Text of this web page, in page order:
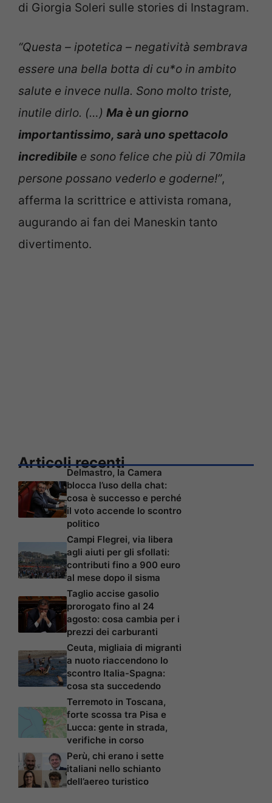
di Giorgia Soleri sulle stories di Instagram.
“Questa – ipotetica – negatività sembrava
essere una bella botta di cu*o in ambito
salute e invece nulla. Sono molto triste,
inutile dirlo. (…) Ma è un giorno
importantissimo, sarà uno spettacolo
incredibile e sono felice che più di 70mila
persone possano vederlo e goderne!”,
afferma la scrittrice e attivista romana,
augurando ai fan dei Maneskin tanto
divertimento.
Articoli recenti
Delmastro, la Camera
blocca l’uso della chat:
cosa è successo e perché
il voto accende lo scontro
politico
Campi Flegrei, via libera
agli aiuti per gli sfollati:
contributi fino a 900 euro
al mese dopo il sisma
Taglio accise gasolio
prorogato fino al 24
agosto: cosa cambia per i
prezzi dei carburanti
Ceuta, migliaia di migranti
a nuoto riaccendono lo
scontro Italia-Spagna:
cosa sta succedendo
Terremoto in Toscana,
forte scossa tra Pisa e
Lucca: gente in strada,
verifiche in corso
Perù, chi erano i sette
italiani nello schianto
dell’aereo turistico